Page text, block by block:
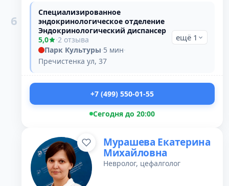
6
Специализированное
эндокринологическое отделение
Эндокринологический диспансер
5,0
·2 отзыва
Парк Культуры·5 мин·
Пречистенка ул, 37
ещё 1
+7 (499) 550-01-55
Сегодня до 20:00
Мурашева Екатерина
Михайловна
Невролог, цефалголог